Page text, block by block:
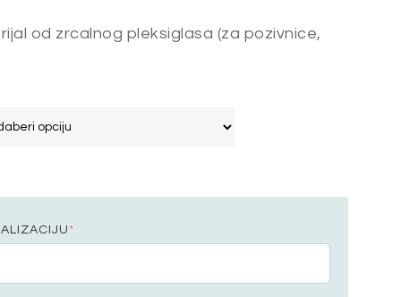
od zrcalnog pleksiglasa (za pozivnice,
*